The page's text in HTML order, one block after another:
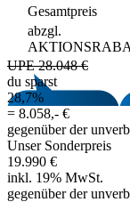
Gesamtpreis
abzgl.
UPE 28.048 €
du sparst
28,7%
= 8.058,- €
gegenüber der
Unser Sonderpreis
19.990 €
inkl. 19% MwSt.
gegenüber der